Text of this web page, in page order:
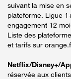
suivant la mise en
plateforme. Ligue
engagement 12
Liste des
et tarifs sur
Netflix/Disney+/
réservée aux